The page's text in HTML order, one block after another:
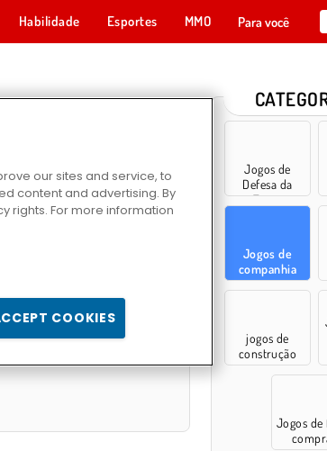
Habilidade Esportes MMO Para você
Undermaster
Jogos de
Defesa da
Torre
Jogos de
companhia
jogos de
construção
Jogos de
our sites and service, to
content and advertising. By
rights. For more information
COOKIES